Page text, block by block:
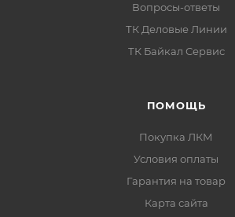
Вопросы-ответы
ТК Деловые Линии
ТК Байкал Сервис
ПОМОЩЬ
Покупка ЛКМ
Условия оплаты
Гарантия на товар
Карта сайта